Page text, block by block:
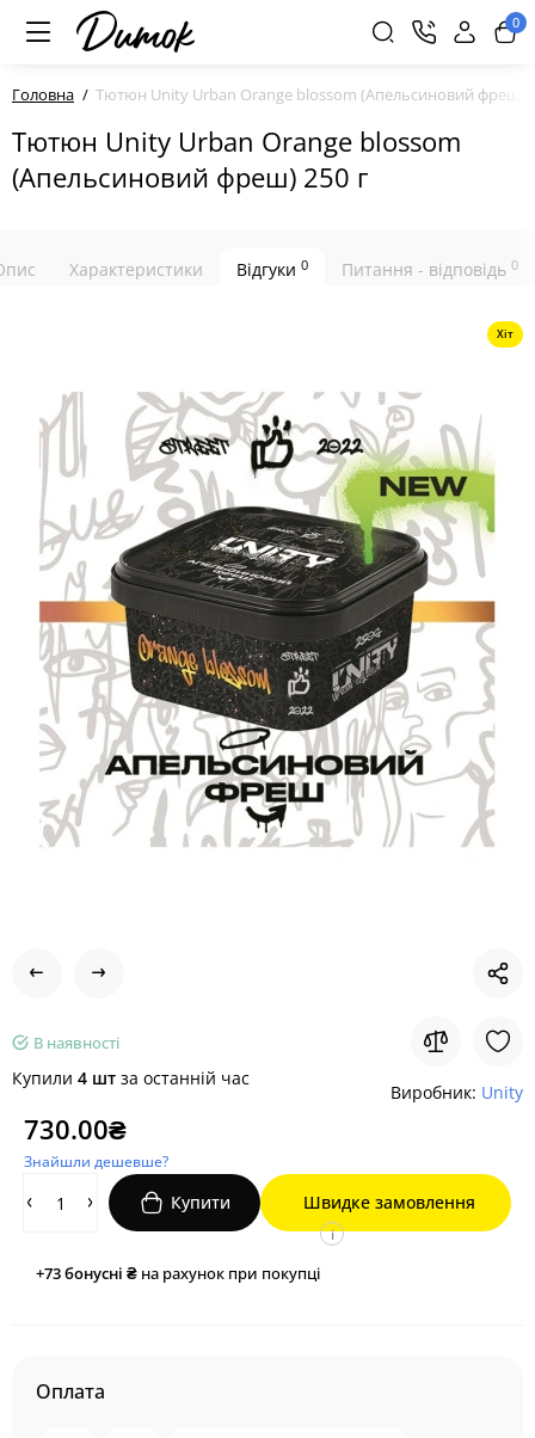
0
Головна Тютюн Unity Urban Orange blossom (Апельсиновий фреш)
Тютюн Unity Urban Orange blossom
(Апельсиновий фреш) 250 г
Характеристики Відгуки 0 Питання - відповідь 0
Хіт
В наявності
Купили 4 шт за останній час
Виробник: Unity
730.00₴
Знайшли дешевше?
Купити Швидке замовлення
+73бонусні ₴ на рахунок при покупці
i
Оплата